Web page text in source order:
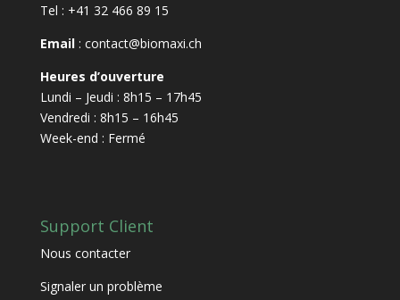
Tel : +41 32 466 89 15
Email : contact@biomaxi.ch
Heures d’ouverture
Lundi – Jeudi : 8h15 – 17h45
Vendredi : 8h15 – 16h45
Week-end : Fermé
Support Client
Nous contacter
Signaler un problème